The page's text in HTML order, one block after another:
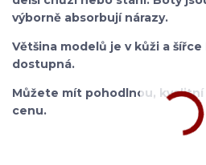
výborně absorbují nárazy.
Většina modelů je v kůži a šířce
dostupná.
Můžete mít pohodlnou,
cenu.